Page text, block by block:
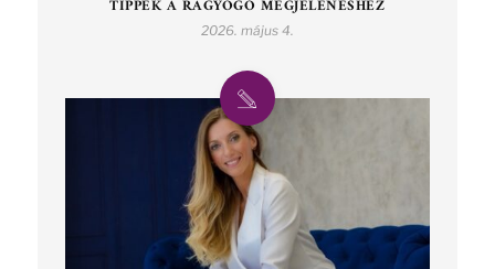
TIPPEK A RAGYOGÓ MEGJELENÉSHEZ
2026. május 4.